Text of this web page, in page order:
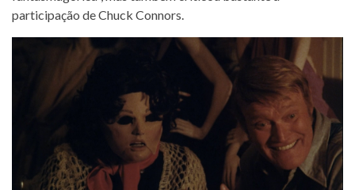
participação de Chuck Connors.